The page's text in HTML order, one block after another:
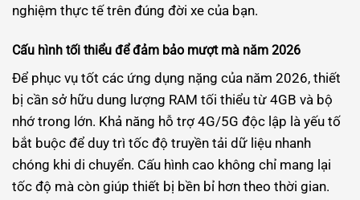
nghiệm thực tế trên đúng đời xe của bạn.
Cấu hình tối thiểu để đảm bảo mượt mà năm 2026
Để phục vụ tốt các ứng dụng nặng của năm 2026, thiết
bị cần sở hữu dung lượng RAM tối thiểu từ 4GB và bộ
nhớ trong lớn. Khả năng hỗ trợ 4G/5G độc lập là yếu tố
bắt buộc để duy trì tốc độ truyền tải dữ liệu nhanh
chóng khi di chuyển. Cấu hình cao không chỉ mang lại
tốc độ mà còn giúp thiết bị bền bỉ hơn theo thời gian.